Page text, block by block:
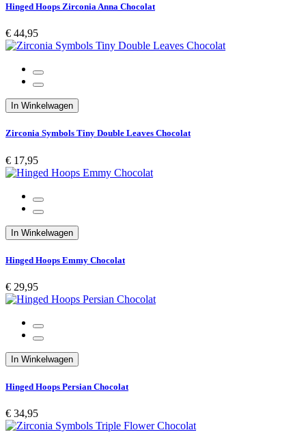
Hinged Hoops Zirconia Anna Chocolat
€ 44,95
In Winkelwagen
Zirconia Symbols Tiny Double Leaves Chocolat
€ 17,95
In Winkelwagen
Hinged Hoops Emmy Chocolat
€ 29,95
In Winkelwagen
Hinged Hoops Persian Chocolat
€ 34,95